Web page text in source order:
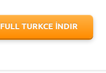
FULL TURKCE İNDIR